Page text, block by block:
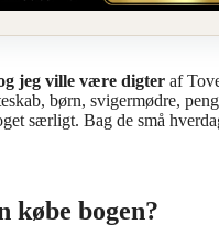
jeg ville være digter af
børn, svigermødre,
særligt. Bag de små
købe bogen?